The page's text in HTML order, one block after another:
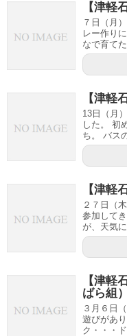
【津軽
７日（月
レー作り
なで育て
【津軽
13日（月
した。 初
ち。 バス
【津軽
２７日（
参加して
が、天気
【津軽
ばら組）
３月６日
遊びがあ
ク・・・